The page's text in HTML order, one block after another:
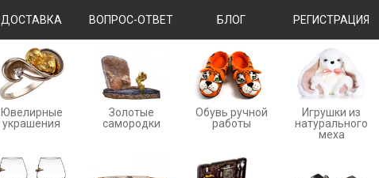
ДОСТАВКА ВОПРОС-ОТВЕТ БЛОГ РЕГИСТРАЦИЯ
Ювелирные
украшения
Золотые
cамородки
Обувь ручной
работы
Игрушки из
натурального
меха